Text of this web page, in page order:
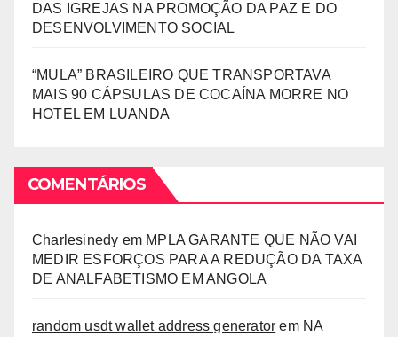
DAS IGREJAS NA PROMOÇÃO DA PAZ E DO
DESENVOLVIMENTO SOCIAL
“MULA” BRASILEIRO QUE TRANSPORTAVA
MAIS 90 CÁPSULAS DE COCAÍNA MORRE NO
HOTEL EM LUANDA
COMENTÁRIOS
Charlesinedy em MPLA GARANTE QUE NÃO VAI
MEDIR ESFORÇOS PARA A REDUÇÃO DA TAXA
DE ANALFABETISMO EM ANGOLA
random usdt wallet address generator em NA